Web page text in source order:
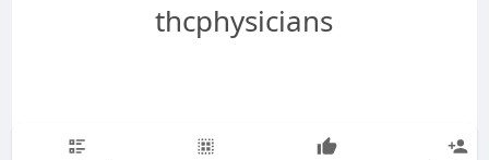
thcphysicians